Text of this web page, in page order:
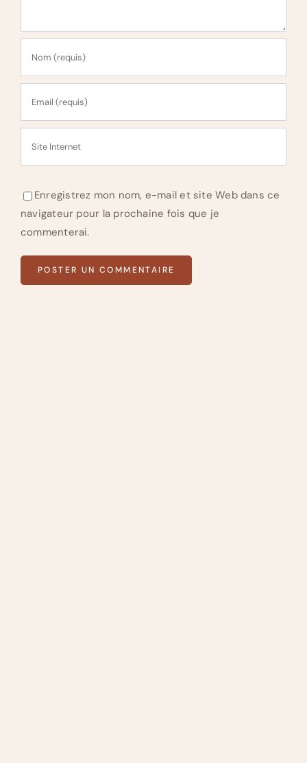
Enregistrez mon nom, e-mail et site Web dans ce
navigateur pour la prochaine fois que je
commenterai.